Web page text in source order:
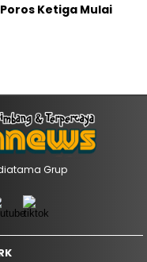
Ketiga Mulai
Grup